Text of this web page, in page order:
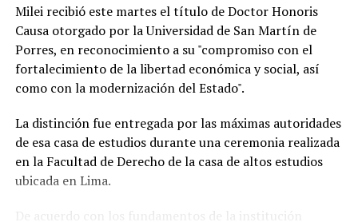
Según la reconstrucción realizada por los
Maldonado y luego se había ido hacia Punta del Este.
Un chofer de ómnibus aportó información clave al
recordar que la había trasladado y permitió a los
Milei recibió este martes el título de Doctor Honoris
Causa otorgado por la Universidad de San Martín de
Porres, en reconocimiento a su "compromiso con el
fortalecimiento de la libertad económica y social, así
como con la modernización del Estado".
La distinción fue entregada por las máximas autoridades
de esa casa de estudios durante una ceremonia realizada
en la Facultad de Derecho de la casa de altos estudios
ubicada en Lima.